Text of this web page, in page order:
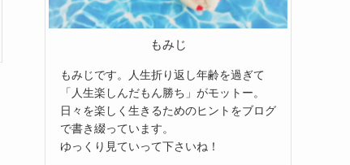
もみじ
もみじです。人生折り返し年齢を過ぎて
「人生楽しんだもん勝ち」がモットー。
日々を楽しく生きるためのヒントをブログ
で書き綴っています。
ゆっくり見ていって下さいね！